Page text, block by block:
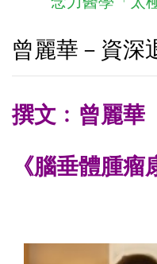
曾麗華－資深
撰文﹕曾麗華
《腦垂體腫瘤